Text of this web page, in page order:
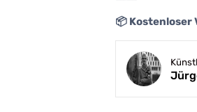
📦 Kostenloser